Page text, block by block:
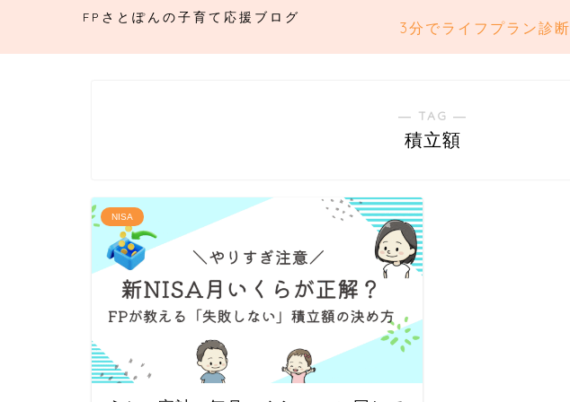
FPさとぽんの子育て応援ブログ
3分でライフプラン診断
― TAG ―
積立額
NISA